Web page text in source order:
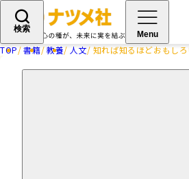
検索
Menu
TOP 書籍 教養 人文 知れば知るほどおもしろい！